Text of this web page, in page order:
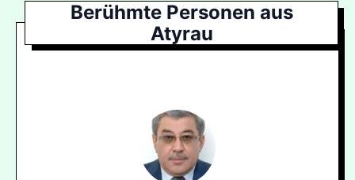
Berühmte Personen aus
Atyrau